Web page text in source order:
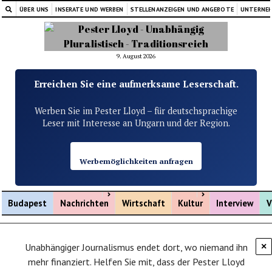
ÜBER UNS INSERATE UND WERBEN STELLENANZEIGEN UND ANGEBOTE
9. August 2026
Erreichen Sie eine aufmerksame Leserschaft.
Werben Sie im Pester Lloyd – für deutschsprachige
Leser mit Interesse an Ungarn und der Region.
Werbemöglichkeiten anfragen
Budapest Nachrichten
Menü öffnen
Wirtschaft Kultur
Menü öffnen
Interview
×
Unabhängiger Journalismus endet dort, wo niemand ihn
mehr finanziert. Helfen Sie mit, dass der Pester Lloyd